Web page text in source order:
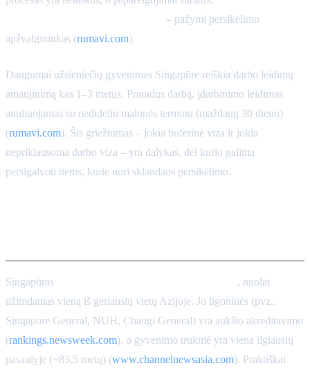
– pažymi persikėlimo
apžvalgininkas (rumavi.com).
Daugumai užsieniečių gyvenimas Singapūre reiškia darbo leidimų
atnaujinimą kas 1–3 metus. Praradus darbą, įdarbinimo leidimas
anuliuojamas su nedideliu malonės terminu (maždaug 30 dienų)
(rumavi.com). Šis griežtumas – jokia buferinė viza ir jokia
nepriklausoma darbo viza – yra dalykas, dėl kurio galima
persigalvoti tiems, kurie nori sklandaus persikėlimo.
Singapūras
, nuolat
užimdamas vieną iš geriausių vietų Azijoje. Jo ligoninės (pvz.,
Singapore General, NUH, Changi General) yra aukšto akreditavimo
(rankings.newsweek.com), o gyvenimo trukmė yra viena ilgiausių
pasaulyje (~83,5 metų) (www.channelnewsasia.com). Praktiškai